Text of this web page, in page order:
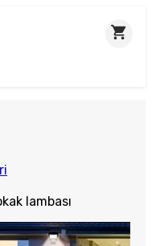
lambası